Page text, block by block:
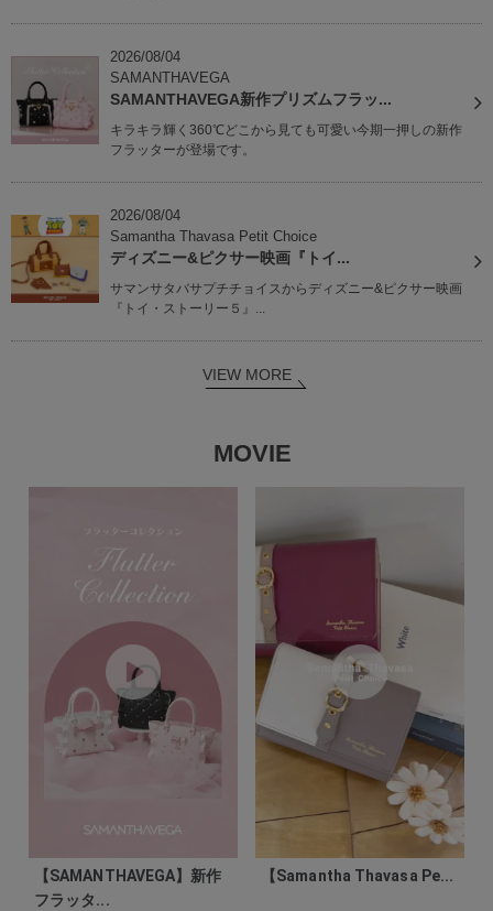
2026/08/04
SAMANTHAVEGA
SAMANTHAVEGA新作プリズムフラッ...
キラキラ輝く360℃どこから見ても可愛い今期一押しの新作
フラッターが登場です。
2026/08/04
Samantha Thavasa Petit Choice
ディズニー&ピクサー映画『トイ...
サマンサタバサプチチョイスからディズニー&ピクサー映画
『トイ・ストーリー５』...
VIEW MORE
MOVIE
【SAMANTHAVEGA】新作
フラッタ...
【Samantha Thavasa Pe...